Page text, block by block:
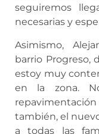
seguiremos
necesarias y
Asimismo,
barrio Progreso,
estoy muy
en la zona.
repavimentación
también, el
a todas las